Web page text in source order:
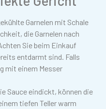
Garnelen mit Schale
die Garnelen nach
Sie beim Einkauf
entdarmt sind. Falls
mit einem Messer
Sauce eindickt, können die
tiefen Teller warm